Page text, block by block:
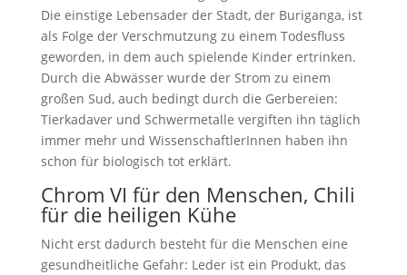
Die einstige Lebensader der Stadt, der Buriganga, ist
als Folge der Verschmutzung zu einem Todesfluss
geworden, in dem auch spielende Kinder ertrinken.
Durch die Abwässer wurde der Strom zu einem
großen Sud, auch bedingt durch die Gerbereien:
Tierkadaver und Schwermetalle vergiften ihn täglich
immer mehr und WissenschaftlerInnen haben ihn
schon für biologisch tot erklärt.
Chrom VI für den Menschen, Chili
für die heiligen Kühe
Nicht erst dadurch besteht für die Menschen eine
gesundheitliche Gefahr: Leder ist ein Produkt, das